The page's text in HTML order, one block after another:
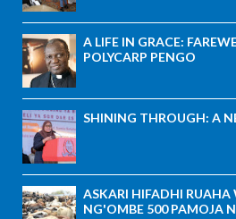
A LIFE IN GRACE:
POLYCARP PENGO
SHINING THROUGH: A
ASKARI HIFADHI
NG'OMBE 500 PAMOJA